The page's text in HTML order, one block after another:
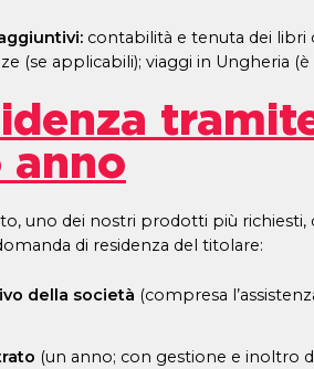
contabilità e tenuta dei libri
(se applicabili); viaggi in Ungheria
anno
uno dei nostri prodotti più richiesti,
di residenza del titolare:
della società (compresa
(un anno; con gestione e inoltro